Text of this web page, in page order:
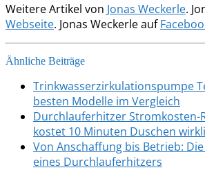
Weitere Artikel von Jonas Weckerle.
Webseite. Jonas Weckerle auf
Ähnliche Beiträge
Trinkwasserzirkulationspumpe
besten Modelle im Vergleich
Durchlauferhitzer Stromkosten-
kostet 10 Minuten Duschen
Von Anschaffung bis Betrieb:
eines Durchlauferhitzers